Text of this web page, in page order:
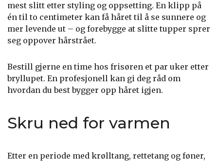
mest slitt etter styling og oppsetting. En klipp på
én til to centimeter kan få håret til å se sunnere og
mer levende ut – og forebygge at slitte tupper sprer
seg oppover hårstrået.
Bestill gjerne en time hos frisøren et par uker etter
bryllupet. En profesjonell kan gi deg råd om
hvordan du best bygger opp håret igjen.
Skru ned for varmen
Etter en periode med krølltang, rettetang og føner,